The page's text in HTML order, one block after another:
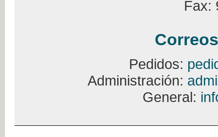
Fax:
Pedidos:
Administración:
General: